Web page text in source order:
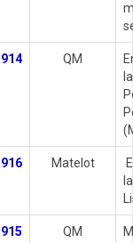
QM
Matelot
QM